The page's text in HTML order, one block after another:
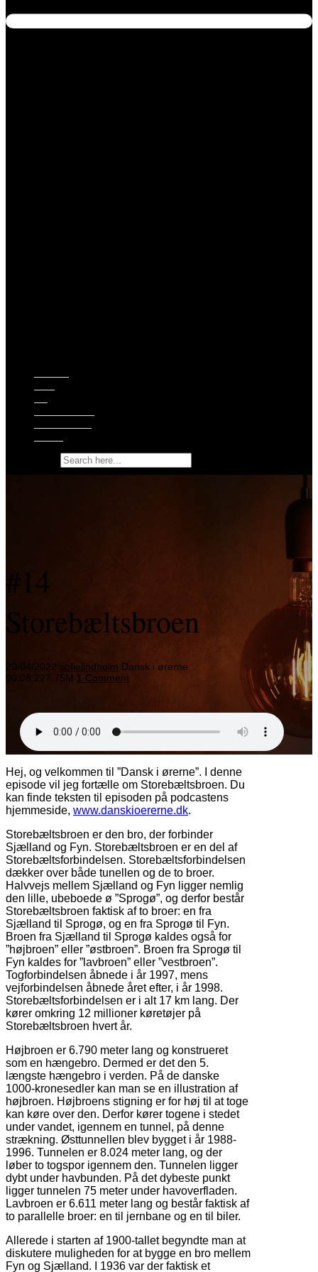
#14
Storebæltsbroen
20/04/2022 sofielindholm Dansk i ørerne
00:08:227.75M 1 Comment
Hej, og velkommen til ”Dansk i ørerne”. I denne
episode vil jeg fortælle om Storebæltsbroen. Du
kan finde teksten til episoden på podcastens
hjemmeside, www.danskioererne.dk.
Storebæltsbroen er den bro, der forbinder
Sjælland og Fyn. Storebæltsbroen er en del af
Storebæltsforbindelsen. Storebæltsforbindelsen
dækker over både tunellen og de to broer.
Halvvejs mellem Sjælland og Fyn ligger nemlig
den lille, ubeboede ø ”Sprogø”, og derfor består
Storebæltsbroen faktisk af to broer: en fra
Sjælland til Sprogø, og en fra Sprogø til Fyn.
Broen fra Sjælland til Sprogø kaldes også for
”højbroen” eller ”østbroen”. Broen fra Sprogø til
Fyn kaldes for ”lavbroen” eller ”vestbroen”.
Togforbindelsen åbnede i år 1997, mens
vejforbindelsen åbnede året efter, i år 1998.
Storebæltsforbindelsen er i alt 17 km lang. Der
kører omkring 12 millioner køretøjer på
Storebæltsbroen hvert år.
Højbroen er 6.790 meter lang og konstrueret
som en hængebro. Dermed er det den 5.
længste hængebro i verden. På de danske
1000-kronesedler kan man se en illustration af
højbroen. Højbroens stigning er for høj til at toge
kan køre over den. Derfor kører togene i stedet
under vandet, igennem en tunnel, på denne
strækning. Østtunnellen blev bygget i år 1988-
1996. Tunnelen er 8.024 meter lang, og der
løber to togspor igennem den. Tunnelen ligger
dybt under havbunden. På det dybeste punkt
ligger tunnelen 75 meter under havoverfladen.
Lavbroen er 6.611 meter lang og består faktisk af
to parallelle broer: en til jernbane og en til biler.
Allerede i starten af 1900-tallet begyndte man at
diskutere muligheden for at bygge en bro mellem
Fyn og Sjælland. I 1936 var der faktisk et